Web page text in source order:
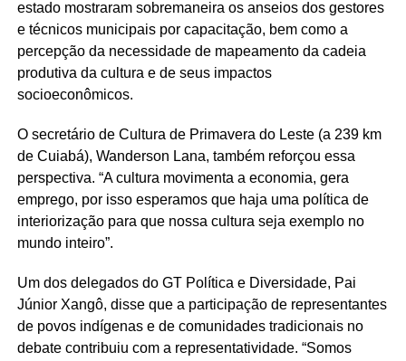
estado mostraram sobremaneira os anseios dos gestores
e técnicos municipais por capacitação, bem como a
percepção da necessidade de mapeamento da cadeia
produtiva da cultura e de seus impactos
socioeconômicos.
O secretário de Cultura de Primavera do Leste (a 239 km
de Cuiabá), Wanderson Lana, também reforçou essa
perspectiva. “A cultura movimenta a economia, gera
emprego, por isso esperamos que haja uma política de
interiorização para que nossa cultura seja exemplo no
mundo inteiro”.
Um dos delegados do GT Política e Diversidade, Pai
Júnior Xangô, disse que a participação de representantes
de povos indígenas e de comunidades tradicionais no
debate contribuiu com a representatividade. “Somos